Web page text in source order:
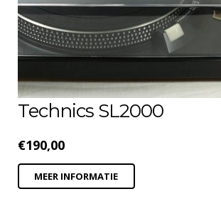
Technics SL2000
€190,00
MEER INFORMATIE